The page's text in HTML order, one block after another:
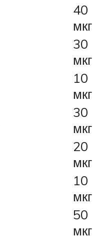
40
мкг
30
мкг
10
мкг
30
мкг
20
мкг
10
мкг
50
мкг